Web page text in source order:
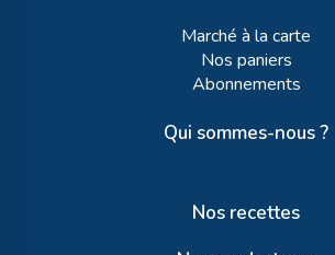
Marché à la carte
Nos paniers
Abonnements
Qui sommes-nous ?
Nos recettes